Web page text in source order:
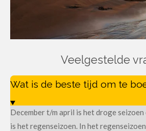
Veelgestelde
Wat is de beste tijd om te
December t/m april is het droge seizoen
is het regenseizoen. In het